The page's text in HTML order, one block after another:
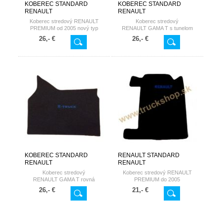
KOBEREC STANDARD
RENAULT
Koberec stredový RENAULT
PREMIUM od 2005 nový typ
26,- €
KOBEREC STANDARD
RENAULT
Koberec stredový
RENAULT GAMA T s tunelom
26,- €
KOBEREC STANDARD
RENAULT
Koberec stredový
RENAULT GAMA T rovná
podlaha
26,- €
RENAULT STANDARD
RENAULT
Koberec stredový RENAULT
PREMIUM do 2005
21,- €